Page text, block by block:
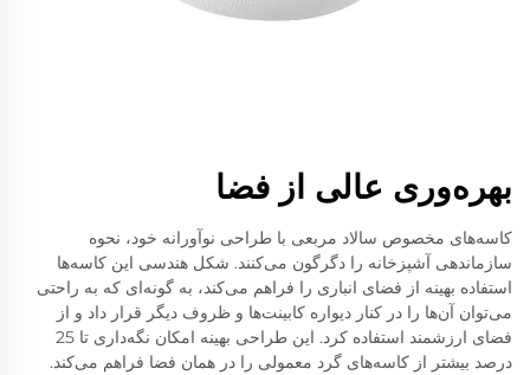
بهره‌وری عالی از فضا
کاسه‌های مخصوص سالاد مربعی با طراحی نوآورانه خود، نحوه
سازماندهی آشپزخانه را دگرگون می‌کنند. شکل هندسی این کاسه‌ها
استفاده بهینه از فضای انباری را فراهم می‌کند، به گونه‌ای که به راحتی
می‌توان آن‌ها را در کنار دیواره کابینت‌ها و ظروف دیگر قرار داد و از
فضای ارزشمند استفاده کرد. این طراحی بهینه امکان نگه‌داری تا 25
درصد بیشتر از کاسه‌های گرد معمولی را در همان فضا فراهم می‌کند.